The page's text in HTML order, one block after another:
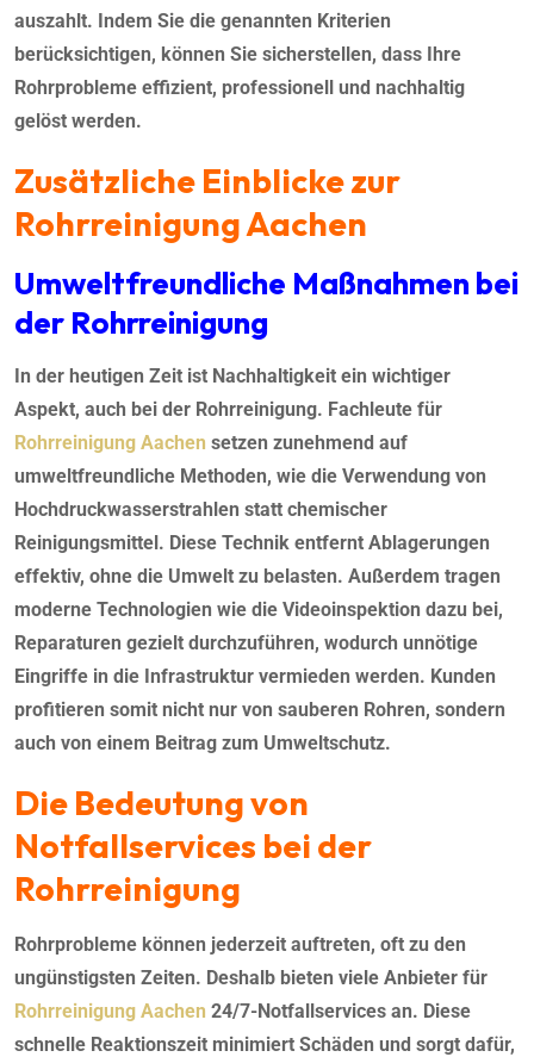
auszahlt. Indem Sie die genannten Kriterien
berücksichtigen, können Sie sicherstellen, dass Ihre
Rohrprobleme effizient, professionell und nachhaltig
gelöst werden.
Zusätzliche Einblicke zur
Rohrreinigung Aachen
Umweltfreundliche Maßnahmen bei
der Rohrreinigung
In der heutigen Zeit ist Nachhaltigkeit ein wichtiger
Aspekt, auch bei der Rohrreinigung. Fachleute für
Rohrreinigung Aachen setzen zunehmend auf
umweltfreundliche Methoden, wie die Verwendung von
Hochdruckwasserstrahlen statt chemischer
Reinigungsmittel. Diese Technik entfernt Ablagerungen
effektiv, ohne die Umwelt zu belasten. Außerdem tragen
moderne Technologien wie die Videoinspektion dazu bei,
Reparaturen gezielt durchzuführen, wodurch unnötige
Eingriffe in die Infrastruktur vermieden werden. Kunden
profitieren somit nicht nur von sauberen Rohren, sondern
auch von einem Beitrag zum Umweltschutz.
Die Bedeutung von
Notfallservices bei der
Rohrreinigung
Rohrprobleme können jederzeit auftreten, oft zu den
ungünstigsten Zeiten. Deshalb bieten viele Anbieter für
Rohrreinigung Aachen 24/7-Notfallservices an. Diese
schnelle Reaktionszeit minimiert Schäden und sorgt dafür,